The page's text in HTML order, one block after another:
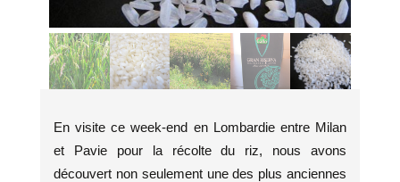
En visite ce week-end en Lombardie entre Milan
et Pavie pour la récolte du riz, nous avons
découvert non seulement une des plus anciennes